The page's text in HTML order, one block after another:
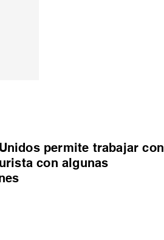
permite trabajar con
con algunas